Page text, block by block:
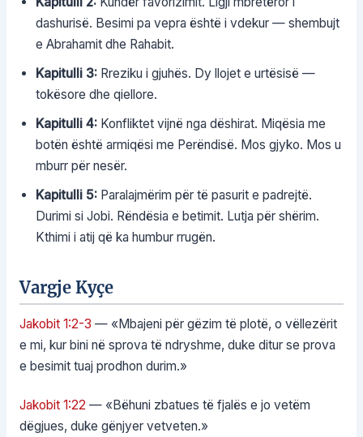
dashurisë. Besimi pa vepra është i vdekur — shembujt
e Abrahamit dhe Rahabit.
Kapitulli 3:Rreziku i gjuhës. Dy llojet e urtësisë —
tokësore dhe qiellore.
Kapitulli 4:Konfliktet vijnë nga dëshirat. Miqësia me
botën është armiqësi me Perëndisë. Mos gjyko. Mos u
mburr për nesër.
Kapitulli 5:Paralajmërim për të pasurit e padrejtë.
Durimi si Jobi. Rëndësia e betimit. Lutja për shërim.
Kthimi i atij që ka humbur rrugën.
Vargje Kyçe
Jakobit 1:2-3 — «Mbajeni për gëzim të plotë, o vëllezërit
e mi, kur bini në sprova të ndryshme, duke ditur se prova
e besimit tuaj prodhon durim.»
Jakobit 1:22 — «Bëhuni zbatues të fjalës e jo vetëm
dëgjues, duke gënjyer vetveten.»